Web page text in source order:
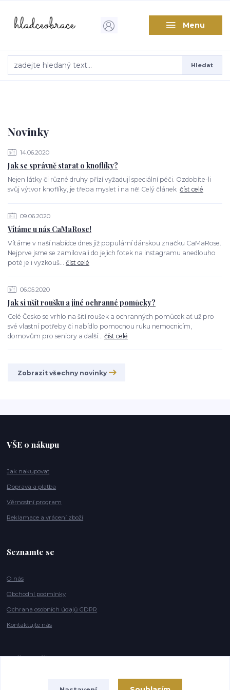
Menu
Hledat
Novinky
14.06.2020
Jak se správně starat o knoflíky?
Nejen látky či různé druhy přízí vyžadují speciální péči. Ozdobíte-li
svůj výtvor knoflíky, je třeba myslet i na ně! Celý článek číst celé
09.06.2020
Vítáme u nás CaMaRose!
Vítáme v naší nabídce dnes již populární dánskou značku CaMaRose.
Nejprve jsme se zamilovali do jejich fotek na instagramu anedlouho
poté je i vyzkouš... číst celé
06.05.2020
Jak si ušít roušku a jiné ochranné pomůcky?
Celé Česko se vrhlo na šití roušek a ochranných pomůcek ať už pro
své vlastní potřeby či nabídlo pomocnou ruku nemocnicím,
domovům pro seniory a další... číst celé
Zobrazit všechny novinky
VŠE o nákupu
Jak nakupovat
Doprava a platba
Věrnostní program
Reklamace a vrácení zboží
Seznamte se
O nás
Obchodní podmínky
Ochrana osobních údajů GDPR
Kontaktujte nás
Naše značky